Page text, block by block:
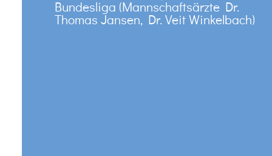
Bundesliga (Mannschaftsärzte Dr.
Thomas Jansen, Dr. Veit Winkelbach)